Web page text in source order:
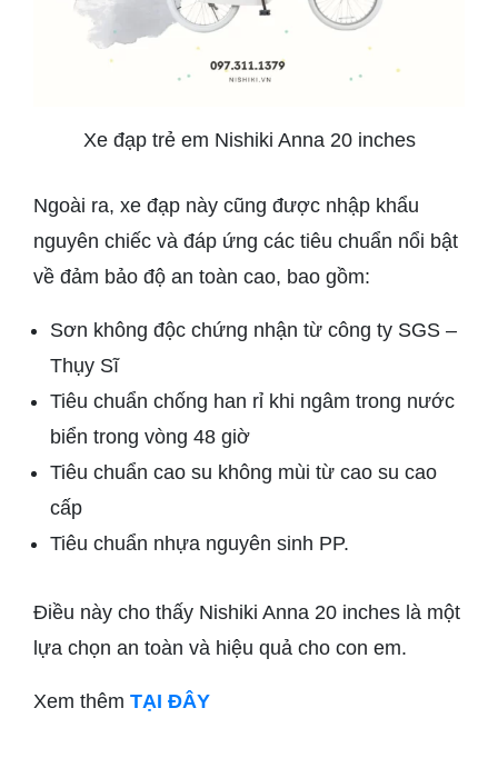
Xe đạp trẻ em Nishiki Anna 20 inches
Ngoài ra, xe đạp này cũng được nhập khẩu
nguyên chiếc và đáp ứng các tiêu chuẩn nổi bật
về đảm bảo độ an toàn cao, bao gồm:
Sơn không độc chứng nhận từ công ty SGS –
Thụy Sĩ
Tiêu chuẩn chống han rỉ khi ngâm trong nước
biển trong vòng 48 giờ
Tiêu chuẩn cao su không mùi từ cao su cao
cấp
Tiêu chuẩn nhựa nguyên sinh PP.
Điều này cho thấy Nishiki Anna 20 inches là một
lựa chọn an toàn và hiệu quả cho con em.
Xem thêm TẠI ĐÂY